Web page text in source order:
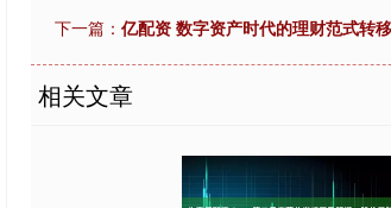
下一篇： 亿配资 数字资产时代的理财范式转
相关文章